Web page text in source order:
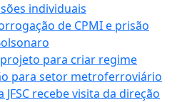
individuais
de CPMI e prisão
para criar regime
para setor metroferroviário
recebe visita da direção